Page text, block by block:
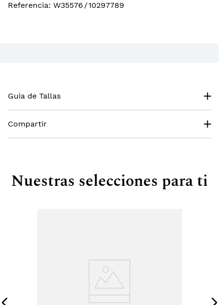
Referencia: W35576 /10297789
Guia de Tallas
Compartir
Nuestras selecciones para ti